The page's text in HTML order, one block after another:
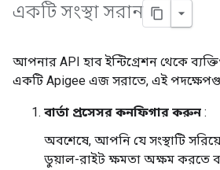
একটি সংস্থা সরান
আপনার API হাব ইন্টিগ্রেশন থেকে
একটি Apigee এজ সরাতে, এই
বার্তা প্রসেসর কনফিগার করুন :
অবশেষে, আপনি যে সংস্থাটি
ডুয়াল-রাইট ক্ষমতা অক্ষম করতে